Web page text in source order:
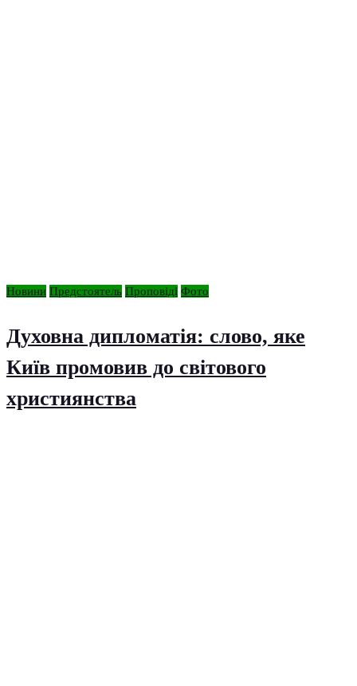
Новини Предстоятель Проповіді Фото
Духовна дипломатія: слово, яке
Київ промовив до світового
християнства